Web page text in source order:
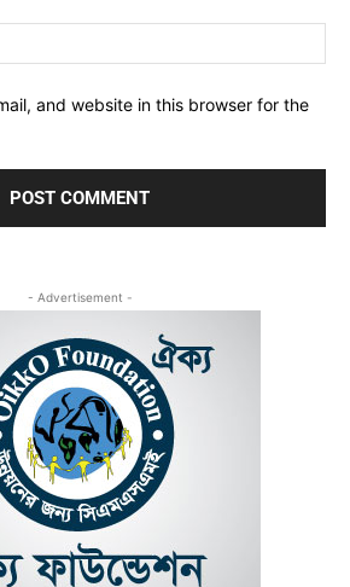
and website in this browser for the
- Advertisement -